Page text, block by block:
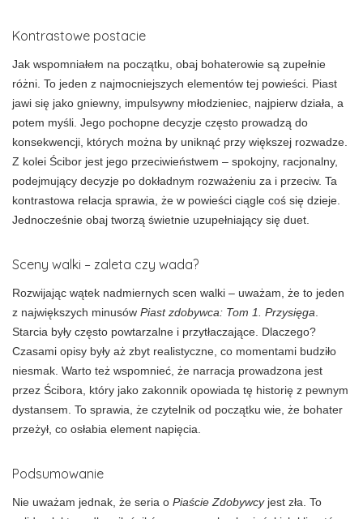
Kontrastowe postacie
Jak wspomniałem na początku, obaj bohaterowie są zupełnie
różni. To jeden z najmocniejszych elementów tej powieści. Piast
jawi się jako gniewny, impulsywny młodzieniec, najpierw działa, a
potem myśli. Jego pochopne decyzje często prowadzą do
konsekwencji, których można by uniknąć przy większej rozwadze.
Z kolei Ścibor jest jego przeciwieństwem – spokojny, racjonalny,
podejmujący decyzje po dokładnym rozważeniu za i przeciw. Ta
kontrastowa relacja sprawia, że w powieści ciągle coś się dzieje.
Jednocześnie obaj tworzą świetnie uzupełniający się duet.
Sceny walki – zaleta czy wada?
Rozwijając wątek nadmiernych scen walki – uważam, że to jeden
z największych minusów Piast zdobywca: Tom 1. Przysięga.
Starcia były często powtarzalne i przytłaczające. Dlaczego?
Czasami opisy były aż zbyt realistyczne, co momentami budziło
niesmak. Warto też wspomnieć, że narracja prowadzona jest
przez Ścibora, który jako zakonnik opowiada tę historię z pewnym
dystansem. To sprawia, że czytelnik od początku wie, że bohater
przeżył, co osłabia element napięcia.
Podsumowanie
Nie uważam jednak, że seria o Piaście Zdobywcyjest zła. To